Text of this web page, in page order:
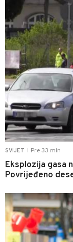
SVIJET Pre 33 min
Eksplozija gasa
Povrijeđeno